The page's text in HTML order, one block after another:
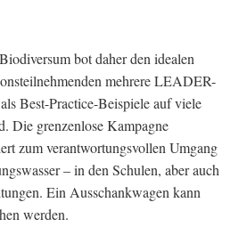
bot daher den idealen
mehrere LEADER-
Best-Practice-Beispiele auf viele
Die grenzenlose Kampagne
zum verantwortungsvollen Umgang
– in den Schulen, aber auch
Ein Ausschankwagen kann
werden.